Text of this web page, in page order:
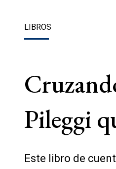
LIBROS
Pileggi
Este libro de